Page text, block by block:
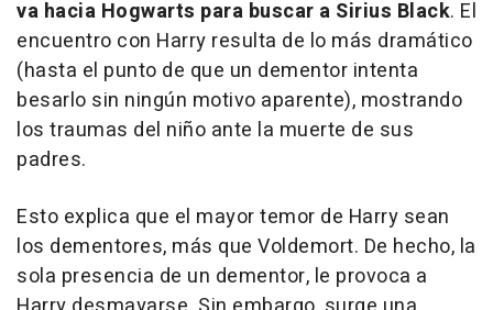
va hacia Hogwarts para buscar a Sirius Black. El
encuentro con Harry resulta de lo más dramático
(hasta el punto de que un dementor intenta
besarlo sin ningún motivo aparente), mostrando
los traumas del niño ante la muerte de sus
padres.
Esto explica que el mayor temor de Harry sean
los dementores, más que Voldemort. De hecho, la
sola presencia de un dementor, le provoca a